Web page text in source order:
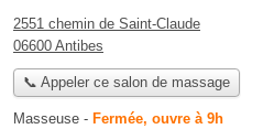
2551 chemin de Saint-Claude
06600 Antibes
📞 Appeler ce salon de massage
Masseuse - Fermée, ouvre à 9h